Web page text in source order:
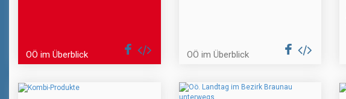
OÖ im Überblick OÖ im Überblick